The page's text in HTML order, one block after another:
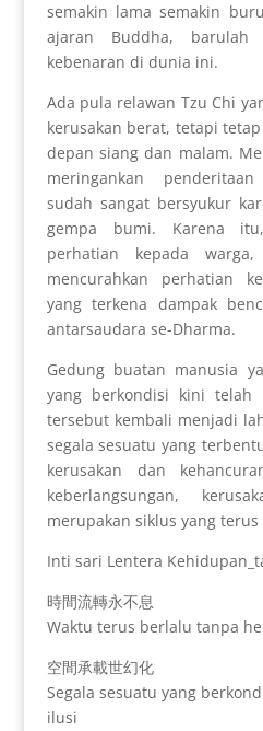
semakin lama semakin
ajaran Buddha,
kebenaran di dunia ini.
Ada pula relawan Tzu Chi
kerusakan berat, tetapi
depan siang dan malam.
meringankan
sudah sangat bersyukur
gempa bumi. Karena
perhatian kepada
mencurahkan perhatian
yang terkena dampak
antarsaudara se-Dharma.
Gedung buatan manusia
yang berkondisi kini telah
tersebut kembali menjadi
segala sesuatu yang
kerusakan dan
keberlangsungan,
merupakan siklus yang
Inti sari Lentera
時間流轉永不息
Waktu terus berlalu tanpa
空間承載世幻化
Segala sesuatu yang
ilusi